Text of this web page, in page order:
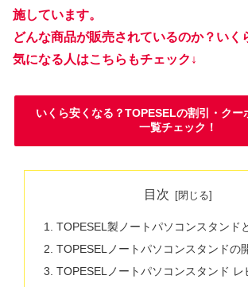
施しています。
どんな商品が販売されているのか？いく
気になる人はこちらもチェック↓
いくら安くなる？TOPESELの割引・クー
一覧チェック！
目次
TOPESEL製ノートパソコンスタンド
TOPESELノートパソコンスタンドの
TOPESELノートパソコンスタンド レ